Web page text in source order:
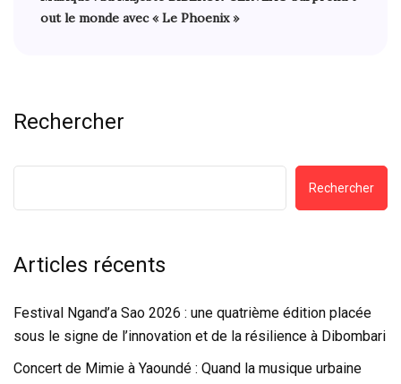
out le monde avec « Le Phoenix »
Rechercher
Rechercher
Articles récents
Festival Ngand’a Sao 2026 : une quatrième édition placée
sous le signe de l’innovation et de la résilience à Dibombari
Concert de Mimie à Yaoundé : Quand la musique urbaine